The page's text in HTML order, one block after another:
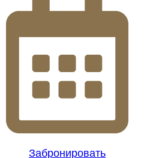
Забронировать